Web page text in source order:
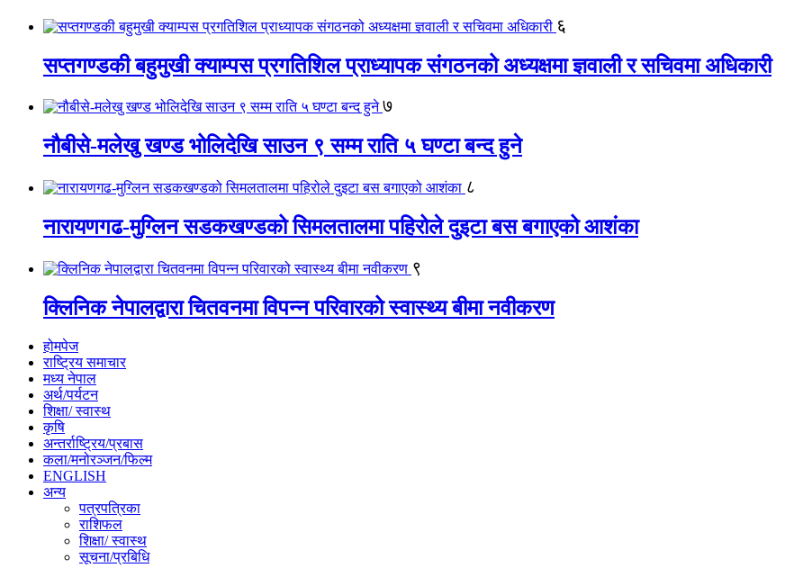
६
सप्तगण्डकी बहुमुखी क्याम्पस प्रगतिशिल प्राध्यापक संगठनको अध्यक्षमा ज्ञवाली र सचिवमा अधिकारी
७
नौबीसे-मलेखु खण्ड भोलिदेखि साउन ९ सम्म राति ५ घण्टा बन्द हुने
८
नारायणगढ-मुग्लिन सडकखण्डको सिमलतालमा पहिरोले दुइटा बस बगाएको आशंका
९
क्लिनिक नेपालद्वारा चितवनमा विपन्न परिवारको स्वास्थ्य बीमा नवीकरण
होमपेज
राष्ट्रिय समाचार
मध्य नेपाल
अर्थ/पर्यटन
शिक्षा/ स्वास्थ
कृषि
अन्तर्राष्ट्रिय/प्रबास
कला/मनोरञ्जन/फिल्म
ENGLISH
अन्य
पत्रपत्रिका
राशिफल
शिक्षा/ स्वास्थ
सूचना/प्रबिधि